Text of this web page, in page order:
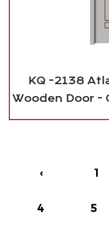
KQ -2138
Wooden Door -
‹ 1
4 5